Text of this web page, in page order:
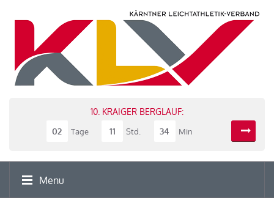
10. KRAIGER BERGLAUF:
02
Tage 11 Std. 34 Min
Menu